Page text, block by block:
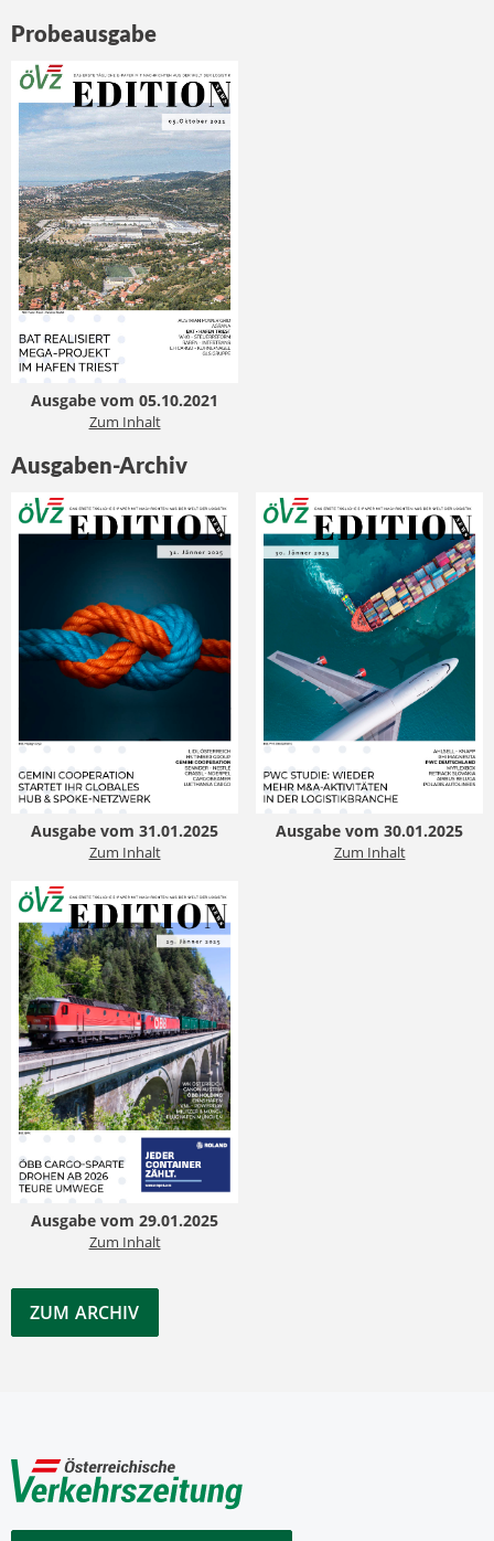
Probeausgabe
Ausgabe vom 05.10.2021
Zum Inhalt
Ausgaben-Archiv
Ausgabe vom 31.01.2025
Zum Inhalt
Ausgabe vom 30.01.2025
Zum Inhalt
Ausgabe vom 29.01.2025
Zum Inhalt
ZUM ARCHIV